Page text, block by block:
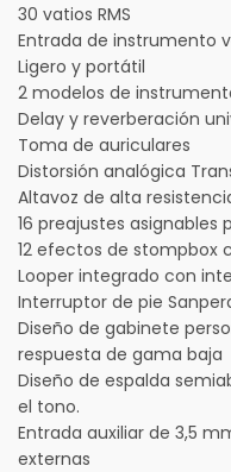
30 vatios RMS
Entrada de instrumento
Ligero y portátil
2 modelos de
Delay y reverberación
Toma de auriculares
Distorsión analógica
Altavoz de alta
16 preajustes asignables
12 efectos de stompbox
Looper integrado con
Interruptor de pie
Diseño de gabinete
respuesta de gama baja
Diseño de espalda
el tono.
Entrada auxiliar de 3,5
externas